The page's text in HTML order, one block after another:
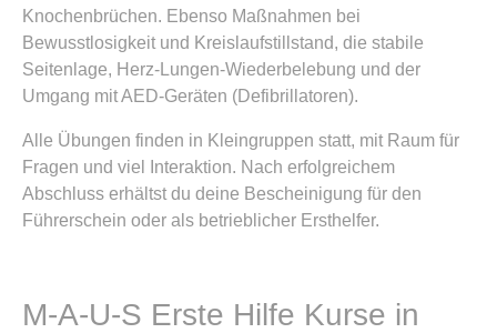
Knochenbrüchen. Ebenso Maßnahmen bei
Bewusstlosigkeit und Kreislaufstillstand, die stabile
Seitenlage, Herz-Lungen-Wiederbelebung und der
Umgang mit AED-Geräten (Defibrillatoren).
Alle Übungen finden in Kleingruppen statt, mit Raum für
Fragen und viel Interaktion. Nach erfolgreichem
Abschluss erhältst du deine Bescheinigung für den
Führerschein oder als betrieblicher Ersthelfer.
M-A-U-S Erste Hilfe Kurse in